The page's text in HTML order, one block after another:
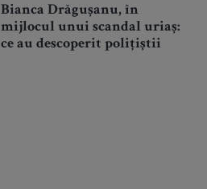
Bianca Drăgușanu, în
mijlocul unui scandal uriaș:
ce au descoperit polițiștii